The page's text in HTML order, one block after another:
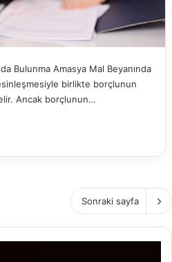
Bulunma Amasya Mal Beyanında
birlikte borçlunun
Ancak borçlunun…
Sonraki sayfa